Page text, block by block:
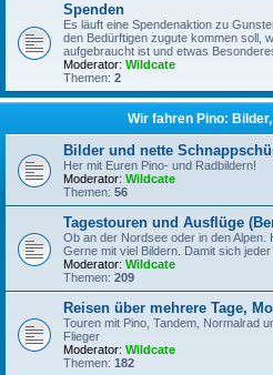
Spenden
Es läuft eine Spendenaktion zu
den Bedürftigen zugute kommen soll,
aufgebraucht ist und etwas
Moderator: Wildcate
Themen: 2
Wir fahren Pino:
Bilder und nette
Her mit Euren Pino- und Radbildern!
Moderator: Wildcate
Themen: 56
Tagestouren und Ausflüge
Ob an der Nordsee oder in den Alpen.
Gerne mit viel Bildern. Damit sich
Moderator: Wildcate
Themen: 209
Reisen über mehrere Tage,
Touren mit Pino, Tandem, Normalrad
Flieger
Moderator: Wildcate
Themen: 182